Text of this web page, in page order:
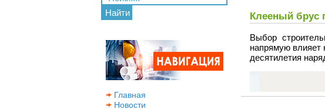
Найти
Главная
Новости
Клееный брус
Выбор
напрямую влияет
десятилетия